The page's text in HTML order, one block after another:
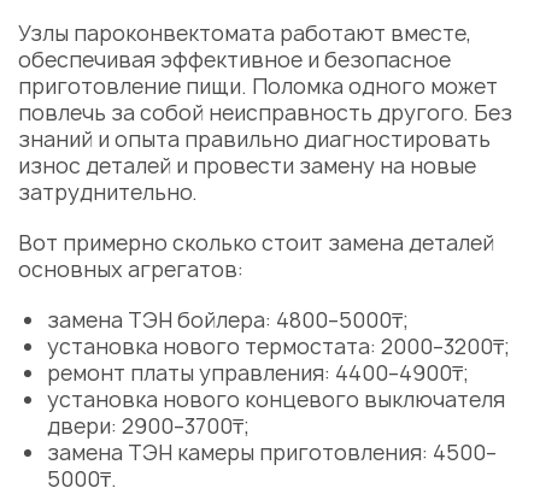
Узлы пароконвектомата работают вместе,
обеспечивая эффективное и безопасное
приготовление пищи. Поломка одного может
повлечь за собой неисправность другого. Без
знаний и опыта правильно диагностировать
износ деталей и провести замену на новые
затруднительно.
Вот примерно сколько стоит замена деталей
основных агрегатов:
замена ТЭН бойлера: 4800–5000₸;
установка нового термостата: 2000–3200₸;
ремонт платы управления: 4400–4900₸;
установка нового концевого выключателя
двери: 2900–3700₸;
замена ТЭН камеры приготовления: 4500–
5000₸.